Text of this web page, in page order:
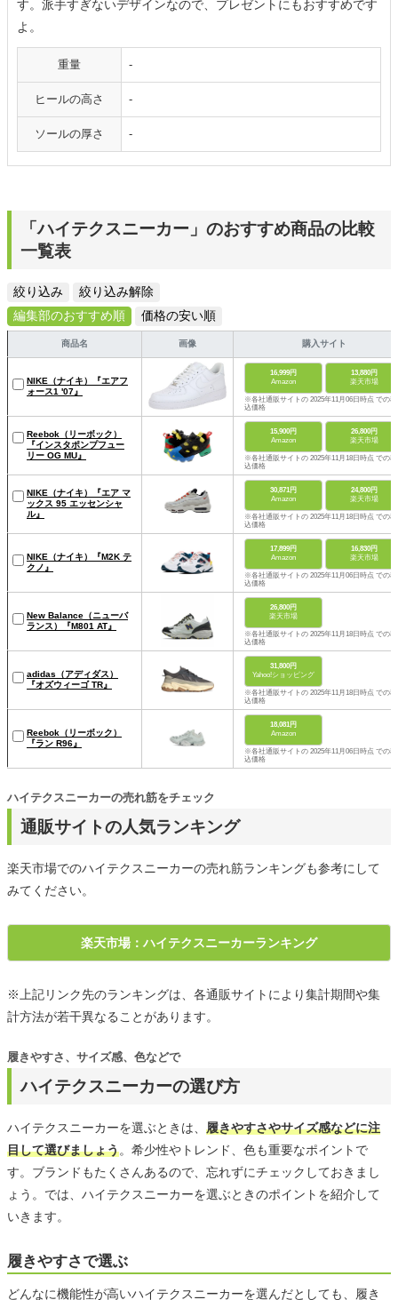
す。派手すぎないデザインなので、プレゼントにもおすすめです
よ。
重量 -
ヒールの高さ -
ソールの厚さ -
「ハイテクスニーカー」のおすすめ商品の比較
一覧表
絞り込み
絞り込み解除
編集部のおすすめ順
価格の安い順
商品名 画像 購入サイト
NIKE（ナイキ）『エアフ
ォース1 '07』
16,999円
Amazon
13,880円
楽天市場
※各社通販サイトの 2025年11月06日時点 での税
込価格
Reebok（リーボック）
『インスタポンプフュー
リー OG MU』
15,900円
Amazon
26,800円
楽天市場
※各社通販サイトの 2025年11月18日時点 での税
込価格
NIKE（ナイキ）『エア マ
ックス 95 エッセンシャ
ル』
30,871円
Amazon
24,800円
楽天市場
※各社通販サイトの 2025年11月18日時点 での税
込価格
NIKE（ナイキ）『M2K テ
クノ』
17,899円
Amazon
16,830円
楽天市場
※各社通販サイトの 2025年11月06日時点 での税
込価格
New Balance（ニューバ
ランス）『M801 AT』
26,800円
楽天市場
※各社通販サイトの 2025年11月18日時点 での税
込価格
adidas（アディダス）
『オズウィーゴ TR』
31,800円
Yahoo!ショッピング
※各社通販サイトの 2025年11月18日時点 での税
込価格
Reebok（リーボック）
『ラン R96』
18,081円
Amazon
※各社通販サイトの 2025年11月06日時点 での税
込価格
通販サイトの人気ランキング
ハイテクスニーカーの売れ筋をチェック
楽天市場でのハイテクスニーカーの売れ筋ランキングも参考にして
みてください。
楽天市場：ハイテクスニーカーランキング
※上記リンク先のランキングは、各通販サイトにより集計期間や集
計方法が若干異なることがあります。
ハイテクスニーカーの選び方
履きやすさ、サイズ感、色などで
ハイテクスニーカーを選ぶときは、 履きやすさやサイズ感などに注
目して選びましょう。希少性やトレンド、色も重要なポイントで
す。ブランドもたくさんあるので、忘れずにチェックしておきまし
ょう。では、ハイテクスニーカーを選ぶときのポイントを紹介して
いきます。
履きやすさで選ぶ
どんなに機能性が高いハイテクスニーカーを選んだとしても、履き